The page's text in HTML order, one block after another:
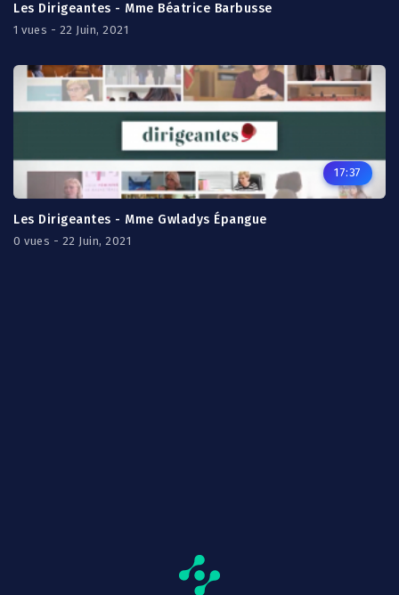
Les Dirigeantes - Mme Béatrice Barbusse
1 vues - 22 Juin, 2021
17:37
Les Dirigeantes - Mme Gwladys Épangue
0 vues - 22 Juin, 2021